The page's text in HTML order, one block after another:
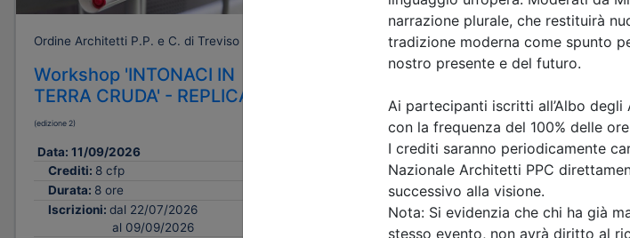
Ordine Architetti P.P. e C. di Treviso
Workshop 'INTONACI IN
TERRA CRUDA' - REPLICA
(edizione 2)
Data: 11/09/2026
Crediti: 8 cfp
Durata: 8 ore
Iscrizioni: dal 22/07/2026
al 09/09/2026
Ordine Architetti P.P. e C. di Treviso
Progettare il suolo del
futuro: architettura,
paesaggio e resilienza
urbana tra superfici filtranti
e sistemi di invaso
17/09/2026
Crediti:4 cfp
Durata:4 ore